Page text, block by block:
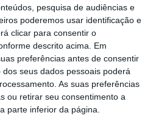
pesquisa de audiências e
poderemos usar identificação e
clicar para consentir o
descrito acima. Em
preferências antes de consentir
seus dados pessoais poderá
As suas preferências
ou retirar seu consentimento a
parte inferior da página.